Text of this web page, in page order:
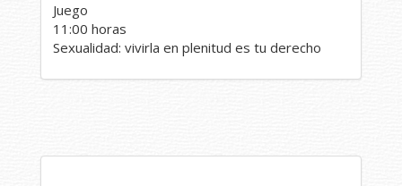
Juego
11:00 horas
Sexualidad: vivirla en plenitud es tu derecho